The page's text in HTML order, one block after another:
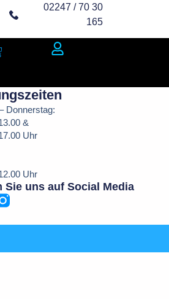
02247 / 70 30
165
Donnerstag:
&
Uhr
Uhr
Sie uns auf Social Media